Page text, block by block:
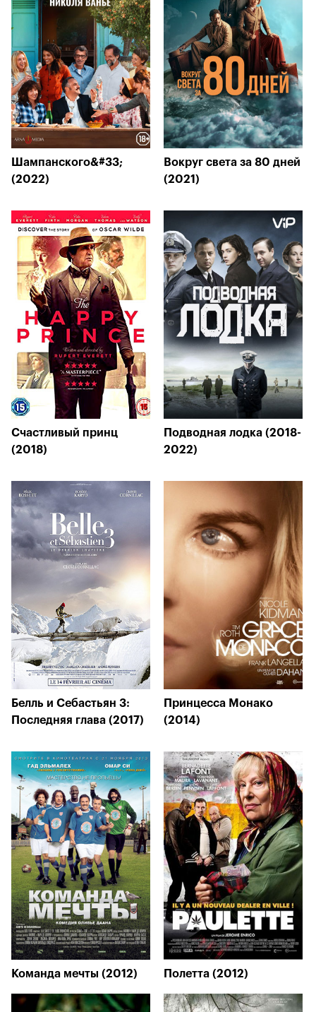
Шампанского&#33;
(2022)
Вокруг света за 80 дней
(2021)
Счастливый принц
(2018)
Подводная лодка (2018-
2022)
Белль и Себастьян 3:
Последняя глава (2017)
Принцесса Монако
(2014)
Команда мечты (2012) Полетта (2012)